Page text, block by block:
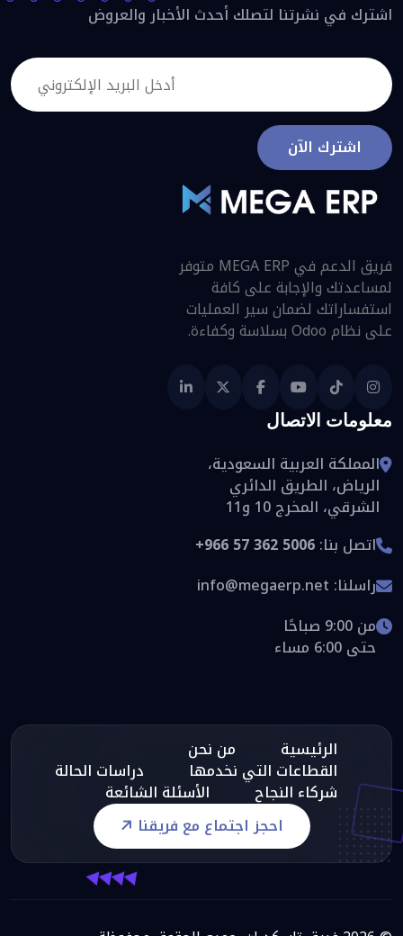
اشترك في نشرتنا لتصلك أحدث الأخبار والعروض
اشترك الآن
فريق الدعم في MEGA ERP متوفر
لمساعدتك والإجابة على كافة
استفساراتك لضمان سير العمليات
على نظام Odoo بسلاسة وكفاءة.
معلومات الاتصال
المملكة العربية السعودية،
الرياض، الطريق الدائري
الشرقي، المخرج 10 و11
اتصل بنا:+966 57 362 5006
راسلنا: info@megaerp.net
من 9:00 صباحًا
حتى 6:00 مساء
الرئيسية من نحن
القطاعات التي نخدمها دراسات الحالة
شركاء النجاح
الأسئلة الشائعة
احجز اجتماع مع فريقنا